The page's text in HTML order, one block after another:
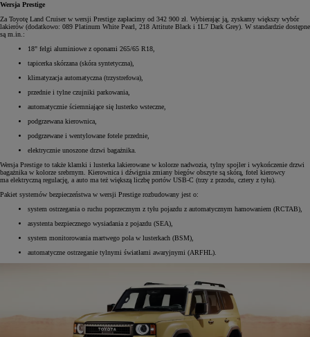
Wersja Prestige
Za Toyotę Land Cruiser w wersji Prestige zapłacimy od 342 900 zł. Wybierając ją, zyskamy większy wybór
lakierów (dodatkowo: 089 Platinum White Pearl, 218 Attitute Black i 1L7 Dark Grey). W standardzie dostępne
są m.in.:
18" felgi aluminiowe z oponami 265/65 R18,
tapicerka skórzana (skóra syntetyczna),
klimatyzacja automatyczna (trzystrefowa),
przednie i tylne czujniki parkowania,
automatycznie ściemniające się lusterko wsteczne,
podgrzewana kierownica,
podgrzewane i wentylowane fotele przednie,
elektrycznie unoszone drzwi bagażnika.
Wersja Prestige to także klamki i lusterka lakierowane w kolorze nadwozia, tylny spojler i wykończenie drzwi
bagażnika w kolorze srebrnym. Kierownica i dźwignia zmiany biegów obszyte są skórą, fotel kierowcy
ma elektryczną regulację, a auto ma też większą liczbę portów USB-C (trzy z przodu, cztery z tyłu).
Pakiet systemów bezpieczeństwa w wersji Prestige rozbudowany jest o:
system ostrzegania o ruchu poprzecznym z tyłu pojazdu z automatycznym hamowaniem (RCTAB),
asystenta bezpiecznego wysiadania z pojazdu (SEA),
system monitorowania martwego pola w lusterkach (BSM),
automatyczne ostrzeganie tylnymi światłami awaryjnymi (ARFHL).